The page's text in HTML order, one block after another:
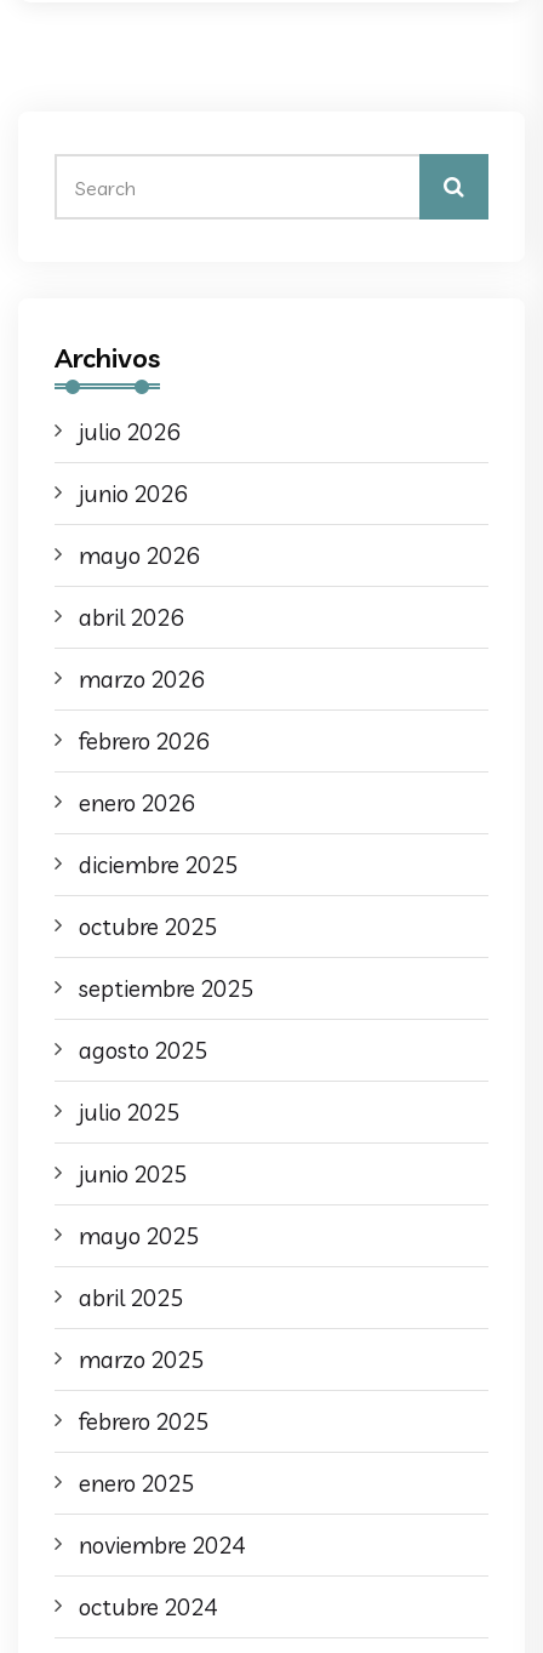
Archivos
julio 2026
junio 2026
mayo 2026
abril 2026
marzo 2026
febrero 2026
enero 2026
diciembre 2025
octubre 2025
septiembre 2025
agosto 2025
julio 2025
junio 2025
mayo 2025
abril 2025
marzo 2025
febrero 2025
enero 2025
noviembre 2024
octubre 2024